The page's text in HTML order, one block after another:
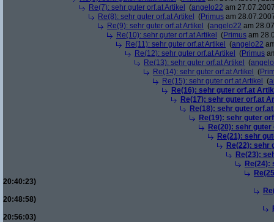
Re(7): sehr guter orf.at Artikel
(angelo22 am
Re(8): sehr guter orf.at Artikel
(Primus am
Re(9): sehr guter orf.at Artikel
(angelo22 am
Re(10): sehr guter orf.at Artikel
(Primus am
Re(11): sehr guter orf.at Artikel
(angelo22
Re(12): sehr guter orf.at Artikel
(Primus
Re(13): sehr guter orf.at Artikel
(
Re(14): sehr guter orf.at Artikel
(
Re(15): sehr guter orf.at Artikel
(
Re(16): sehr guter orf.at
Re(17): sehr guter orf.at
Re(18): sehr guter
Re(19): sehr guter
Re(20): sehr
Re(21): sehr
Re(22): sehr
Re(23):
Re(24):
20:40:23)
20:48:58)
20:56:03)